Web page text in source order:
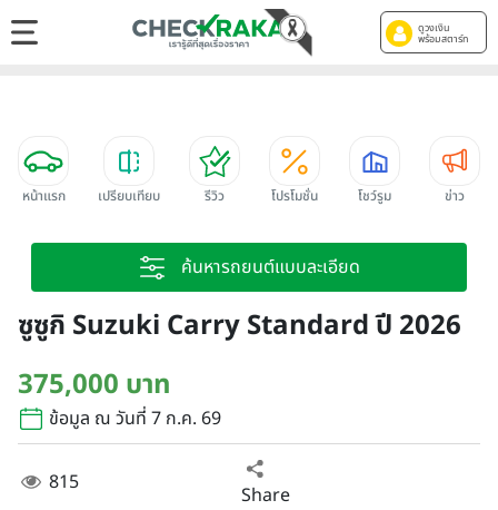
ดูวงเงิน
พร้อมสตาร์ท
หน้าแรก เปรียบเทียบ รีวิว โปรโมชั่น โชว์รูม ข่าว
ค้นหารถยนต์แบบละเอียด
ซูซูกิ Suzuki Carry Standard ปี 2026
375,000 บาท
ข้อมูล ณ วันที่ 7 ก.ค. 69
815 Share